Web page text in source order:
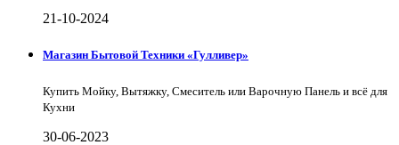
21-10-2024
Магазин Бытовой Техники «Гулливер»
Купить Мойку, Вытяжку, Смеситель или Варочную Панель и всё для
Кухни
30-06-2023